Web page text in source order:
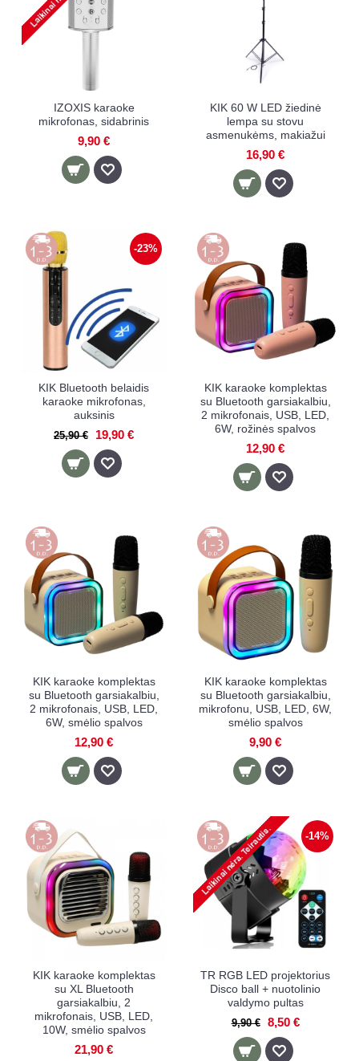
IZOXIS karaoke
mikrofonas, sidabrinis
9,90 €
KIK 60 W LED žiedinė
lempa su stovu
asmenukėms, makiažui
16,90 €
-23%
KIK Bluetooth belaidis
karaoke mikrofonas,
auksinis
25,90 € 19,90 €
KIK karaoke komplektas
su Bluetooth garsiakalbiu,
2 mikrofonais, USB, LED,
6W, rožinės spalvos
12,90 €
KIK karaoke komplektas
su Bluetooth garsiakalbiu,
2 mikrofonais, USB, LED,
6W, smėlio spalvos
12,90 €
KIK karaoke komplektas
su Bluetooth garsiakalbiu,
mikrofonu, USB, LED, 6W,
smėlio spalvos
9,90 €
KIK karaoke komplektas
su XL Bluetooth
garsiakalbiu, 2
mikrofonais, USB, LED,
10W, smėlio spalvos
21,90 €
-14%
TR RGB LED projektorius
Disco ball + nuotolinio
valdymo pultas
9,90 € 8,50 €